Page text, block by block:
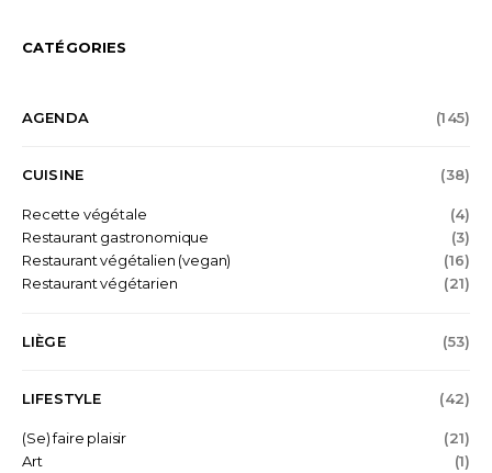
CATÉGORIES
AGENDA (145)
CUISINE (38)
Recette végétale
(4)
Restaurant gastronomique
(3)
Restaurant végétalien (vegan)
(16)
Restaurant végétarien
(21)
LIÈGE (53)
LIFESTYLE (42)
(Se) faire plaisir
(21)
Art
(1)